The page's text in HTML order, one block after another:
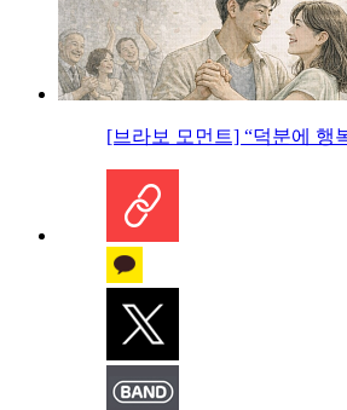
[브라보 모먼트] “덕분에 행